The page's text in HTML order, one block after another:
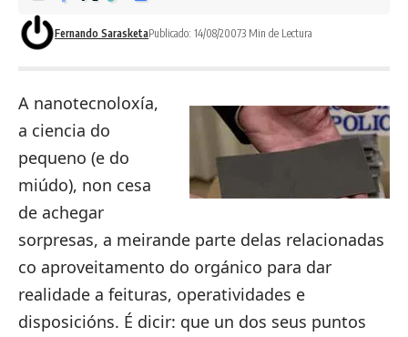
Fernando SarasketaPublicado: 14/08/20073 Min de Lectura
A nanotecnoloxía,
a ciencia do
pequeno (e do
miúdo), non cesa
de achegar
sorpresas, a meirande parte delas relacionadas
co aproveitamento do orgánico para dar
realidade a feituras, operatividades e
disposicións. É dicir: que un dos seus puntos